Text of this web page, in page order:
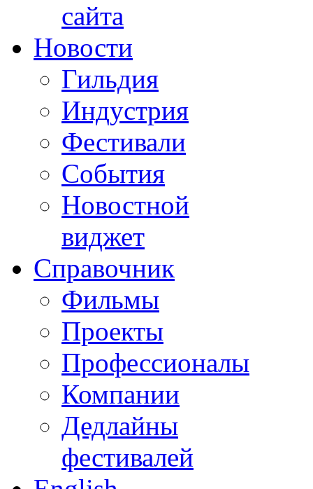
сайта
Новости
Гильдия
Индустрия
Фестивали
События
Новостной
виджет
Справочник
Фильмы
Проекты
Профессионалы
Компании
Дедлайны
фестивалей